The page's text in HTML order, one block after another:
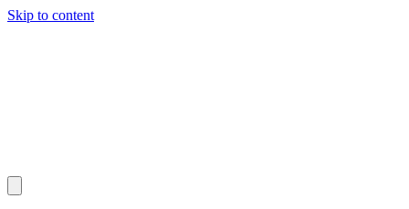
Skip to content